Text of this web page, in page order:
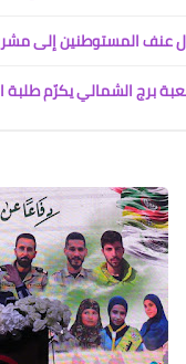
عنف المستوطنين إلى
برج الشمالي يكرّم طلبة